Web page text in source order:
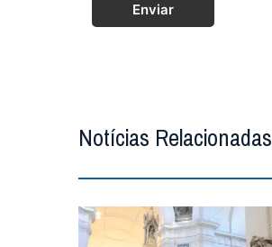
Enviar
Notícias Relacionadas